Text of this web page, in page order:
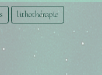
lithothérapie